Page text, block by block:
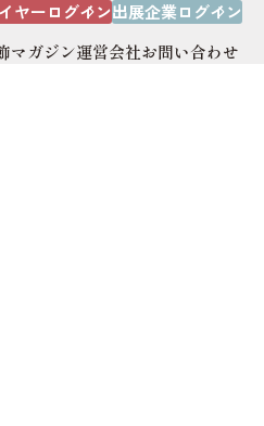
ヤーログイン出展企業ログイン
マガジン運営会社お問い合わせ